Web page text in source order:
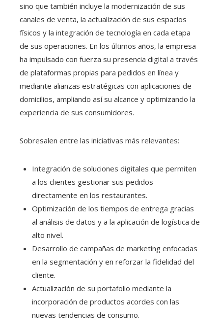
sino que también incluye la modernización de sus
canales de venta, la actualización de sus espacios
físicos y la integración de tecnología en cada etapa
de sus operaciones. En los últimos años, la empresa
ha impulsado con fuerza su presencia digital a través
de plataformas propias para pedidos en línea y
mediante alianzas estratégicas con aplicaciones de
domicilios, ampliando así su alcance y optimizando la
experiencia de sus consumidores.
Sobresalen entre las iniciativas más relevantes:
Integración de soluciones digitales que permiten
a los clientes gestionar sus pedidos
directamente en los restaurantes.
Optimización de los tiempos de entrega gracias
al análisis de datos y a la aplicación de logística de
alto nivel.
Desarrollo de campañas de marketing enfocadas
en la segmentación y en reforzar la fidelidad del
cliente.
Actualización de su portafolio mediante la
incorporación de productos acordes con las
nuevas tendencias de consumo.